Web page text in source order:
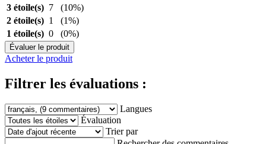
3 étoile(s) 7
(10%)
2 étoile(s) 1
(1%)
1 étoile(s) 0 (0%)
Évaluer le produit
Acheter le produit
Filtrer les évaluations :
Langues
Évaluation
Trier par